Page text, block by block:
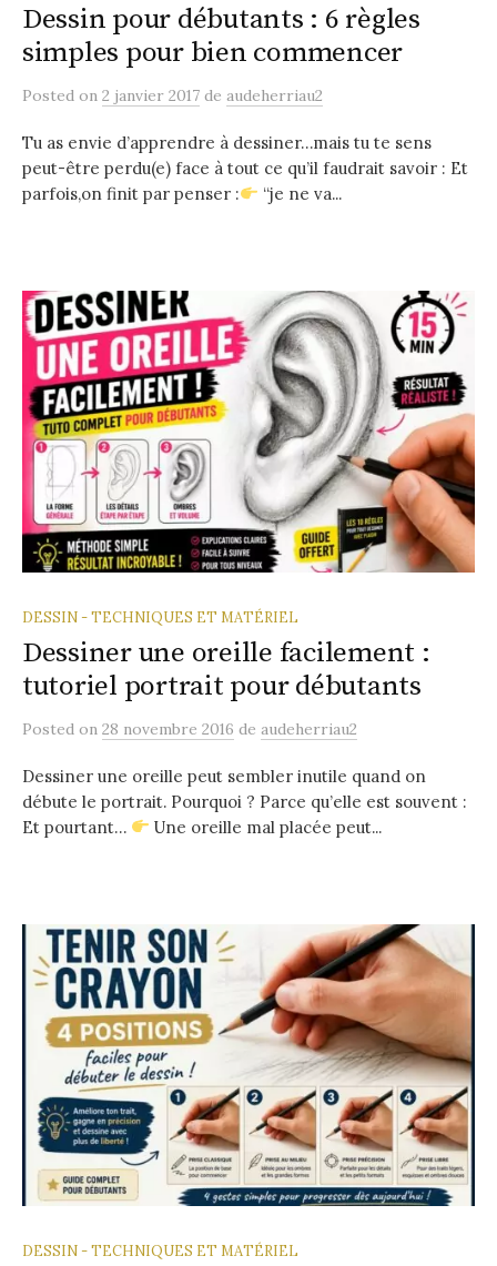
Dessin pour débutants : 6 règles
simples pour bien commencer
Posted on 2 janvier 2017 de audeherriau2
Tu as envie d’apprendre à dessiner…mais tu te sens
peut-être perdu(e) face à tout ce qu’il faudrait savoir : Et
parfois,on finit par penser :
“je ne va...
DESSIN - TECHNIQUES ET MATÉRIEL
Dessiner une oreille facilement :
tutoriel portrait pour débutants
Posted on 28 novembre 2016 de audeherriau2
Dessiner une oreille peut sembler inutile quand on
débute le portrait. Pourquoi ? Parce qu’elle est souvent :
Et pourtant…
Une oreille mal placée peut...
DESSIN - TECHNIQUES ET MATÉRIEL